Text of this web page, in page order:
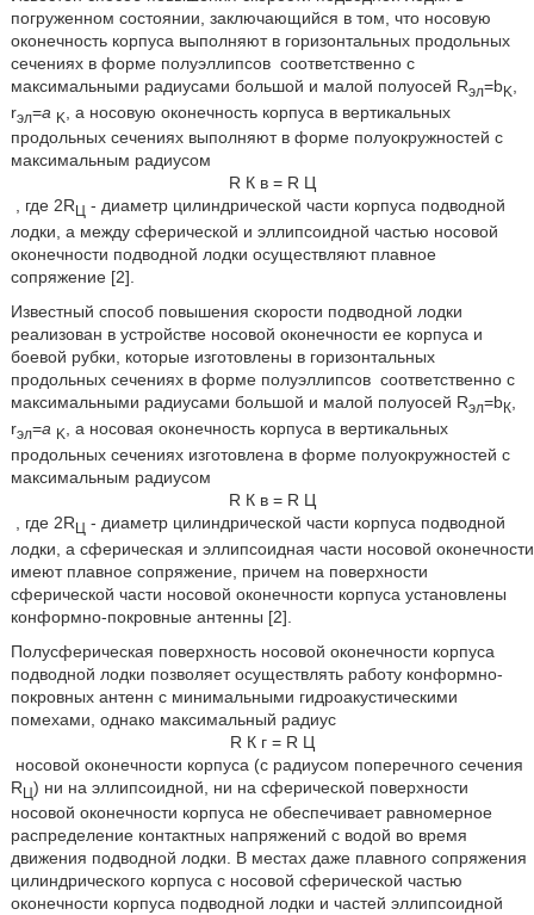
погруженном состоянии, заключающийся в том, что носовую
оконечность корпуса выполняют в горизонтальных продольных
сечениях в форме полуэллипсов соответственно с
максимальными радиусами большой и малой полуосей Rэл=bK
rэл=а K
, а носовую оконечность корпуса в вертикальных
продольных сечениях выполняют в форме полуокружностей с
максимальным радиусом
R К в = R Ц
, где 2RЦ
- диаметр цилиндрической части корпуса подводной
лодки, а между сферической и эллипсоидной частью носовой
оконечности подводной лодки осуществляют плавное
сопряжение [2].
Известный способ повышения скорости подводной лодки
реализован в устройстве носовой оконечности ее корпуса и
боевой рубки, которые изготовлены в горизонтальных
продольных сечениях в форме полуэллипсов соответственно с
максимальными радиусами большой и малой полуосей Rэл=bК,
rэл=а K
, а носовая оконечность корпуса в вертикальных
продольных сечениях изготовлена в форме полуокружностей с
максимальным радиусом
R К в = R Ц
, где 2RЦ - диаметр цилиндрической части корпуса подводной
лодки, а сферическая и эллипсоидная части носовой оконечности
имеют плавное сопряжение, причем на поверхности
сферической части носовой оконечности корпуса установлены
конформно-покровные антенны [2].
Полусферическая поверхность носовой оконечности корпуса
подводной лодки позволяет осуществлять работу конформно-
покровных антенн с минимальными гидроакустическими
помехами, однако максимальный радиус
R К г = R Ц
носовой оконечности корпуса (с радиусом поперечного сечения
RЦ) ни на эллипсоидной, ни на сферической поверхности
носовой оконечности корпуса не обеспечивает равномерное
распределение контактных напряжений с водой во время
движения подводной лодки. В местах даже плавного сопряжения
цилиндрического корпуса с носовой сферической частью
оконечности корпуса подводной лодки и частей эллипсоидной